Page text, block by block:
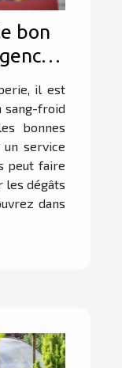
bon
il est
sang-froid
bonnes
un service
peut faire
les dégâts
dans